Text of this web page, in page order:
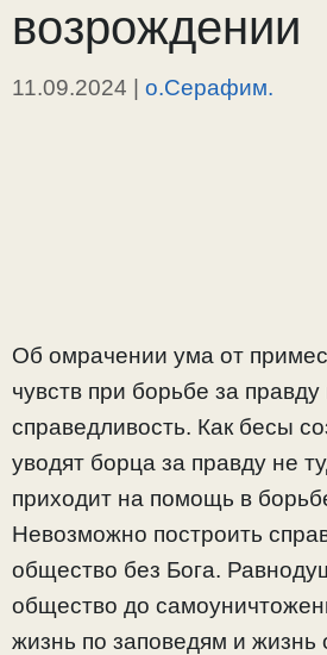
возрождении
11.09.2024 | о.Серафим.
Об омрачении ума от
чувств при борьбе за правду
справедливость. Как бесы
уводят борца за правду не
приходит на помощь в
Невозможно построить
общество без Бога.
общество до
жизнь по заповедям и